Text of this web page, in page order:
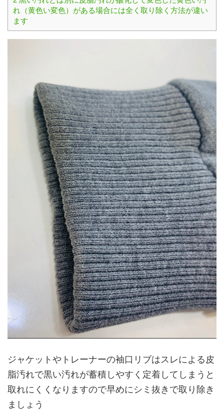
れ（黄色い変色）がある場合には全く取り除く方法が違い
ます
ジャケットやトレーナーの袖口リブはスレによる皮
脂汚れで黒い汚れが蓄積しやすく定着してしまうと
取れにくくなりますので早めにシミ抜きで取り除き
ましょう